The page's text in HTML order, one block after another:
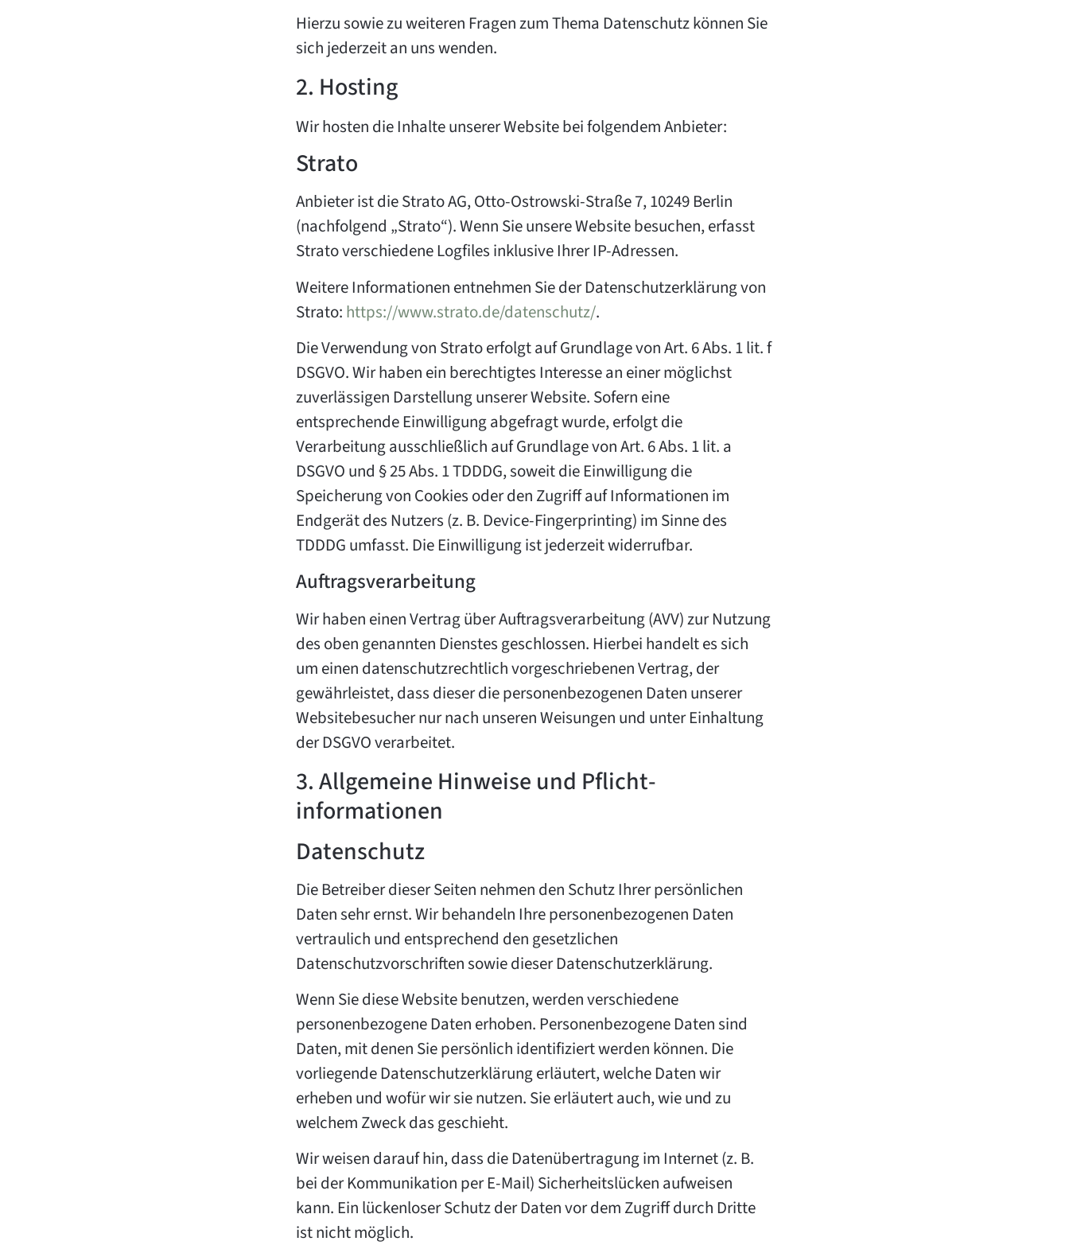
Hierzu sowie zu weiteren Fragen zum Thema Datenschutz können Sie
sich jederzeit an uns wenden.
2. Hosting
Wir hosten die Inhalte unserer Website bei folgendem Anbieter:
Strato
Anbieter ist die Strato AG, Otto-Ostrowski-Straße 7, 10249 Berlin
(nachfolgend „Strato“). Wenn Sie unsere Website besuchen, erfasst
Strato verschiedene Logfiles inklusive Ihrer IP-Adressen.
Weitere Informationen entnehmen Sie der Datenschutzerklärung von
Strato: https://www.strato.de/datenschutz/.
Die Verwendung von Strato erfolgt auf Grundlage von Art. 6 Abs. 1 lit. f
DSGVO. Wir haben ein berechtigtes Interesse an einer möglichst
zuverlässigen Darstellung unserer Website. Sofern eine
entsprechende Einwilligung abgefragt wurde, erfolgt die
Verarbeitung ausschließlich auf Grundlage von Art. 6 Abs. 1 lit. a
DSGVO und § 25 Abs. 1 TDDDG, soweit die Einwilligung die
Speicherung von Cookies oder den Zugriff auf Informationen im
Endgerät des Nutzers (z. B. Device-Fingerprinting) im Sinne des
TDDDG umfasst. Die Einwilligung ist jederzeit widerrufbar.
Auftragsverarbeitung
Wir haben einen Vertrag über Auftragsverarbeitung (AVV) zur Nutzung
des oben genannten Dienstes geschlossen. Hierbei handelt es sich
um einen datenschutzrechtlich vorgeschriebenen Vertrag, der
gewährleistet, dass dieser die personenbezogenen Daten unserer
Websitebesucher nur nach unseren Weisungen und unter Einhaltung
der DSGVO verarbeitet.
3. Allgemeine Hinweise und Pflicht­
informationen
Datenschutz
Die Betreiber dieser Seiten nehmen den Schutz Ihrer persönlichen
Daten sehr ernst. Wir behandeln Ihre personenbezogenen Daten
vertraulich und entsprechend den gesetzlichen
Datenschutzvorschriften sowie dieser Datenschutzerklärung.
Wenn Sie diese Website benutzen, werden verschiedene
personenbezogene Daten erhoben. Personenbezogene Daten sind
Daten, mit denen Sie persönlich identifiziert werden können. Die
vorliegende Datenschutzerklärung erläutert, welche Daten wir
erheben und wofür wir sie nutzen. Sie erläutert auch, wie und zu
welchem Zweck das geschieht.
Wir weisen darauf hin, dass die Datenübertragung im Internet (z. B.
bei der Kommunikation per E-Mail) Sicherheitslücken aufweisen
kann. Ein lückenloser Schutz der Daten vor dem Zugriff durch Dritte
ist nicht möglich.